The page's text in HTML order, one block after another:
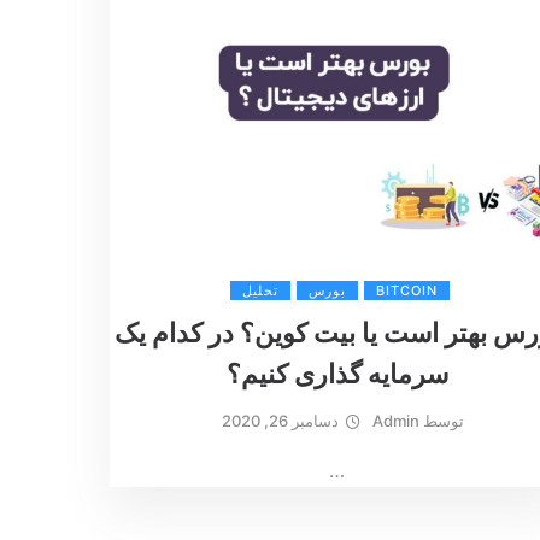
BITCOIN بورس تحلیل
بهتر است یا بیت کوین؟ در کدام یک
سرمایه گذاری کنیم؟
توسط Admin دسامبر 26, 2020
…